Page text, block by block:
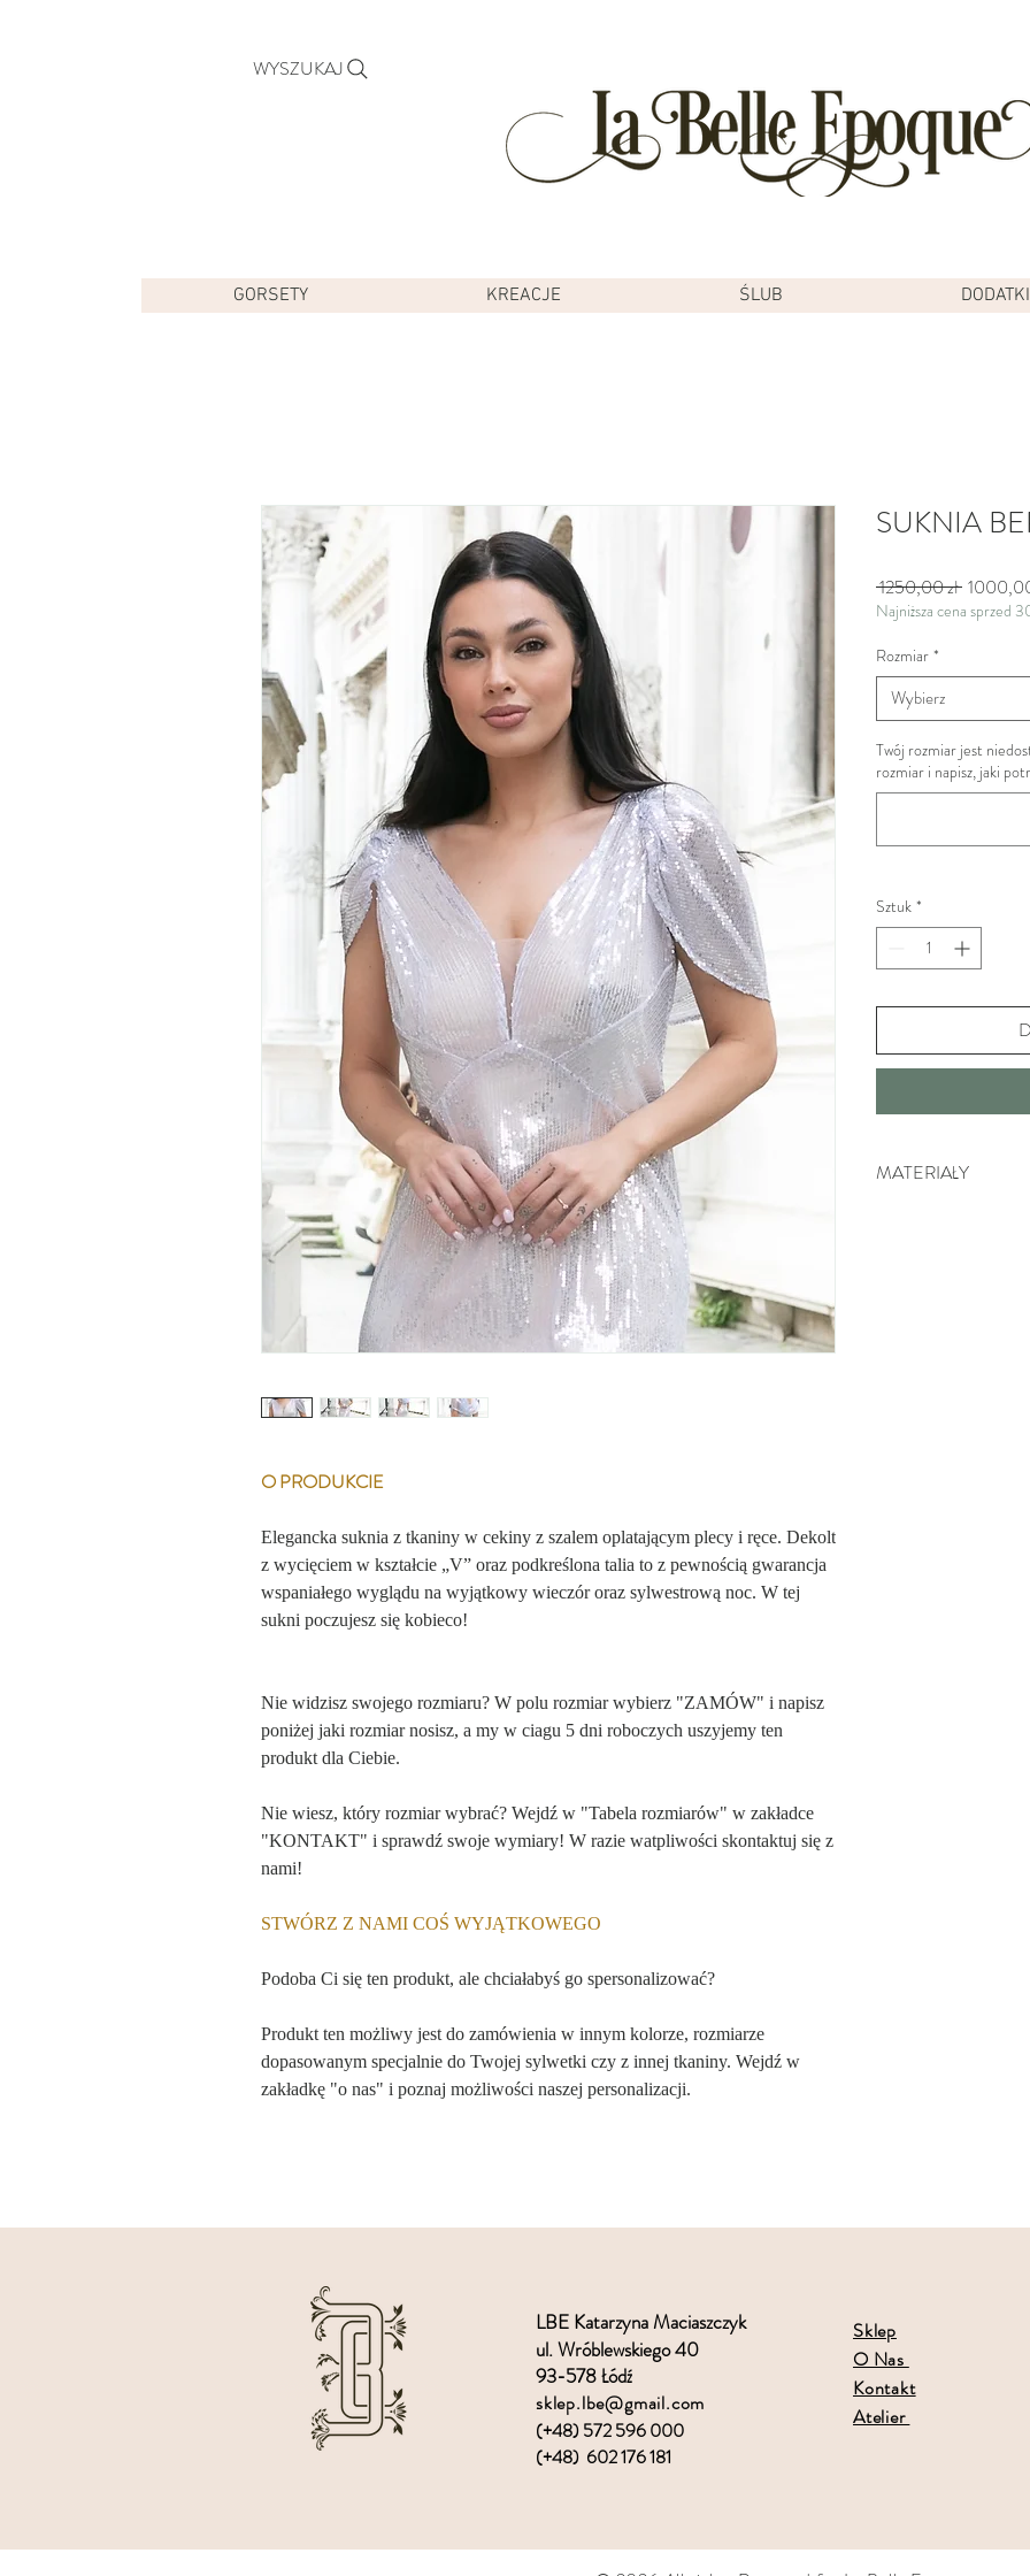
WYSZUKAJ
GORSETY KREACJE ŚLUB DODATKI
O PRODUKCIE
Elegancka suknia z tkaniny w cekiny z szalem oplatającym plecy i ręce. Dekolt
z wycięciem w kształcie „V” oraz podkreślona talia to z pewnością gwarancja
wspaniałego wyglądu na wyjątkowy wieczór oraz sylwestrową noc. W tej
sukni poczujesz się kobieco!
Nie widzisz swojego rozmiaru? W polu rozmiar wybierz "ZAMÓW" i napisz
poniżej jaki rozmiar nosisz, a my w ciagu 5 dni roboczych uszyjemy ten
produkt dla Ciebie.
Nie wiesz, który rozmiar wybrać? Wejdź w "Tabela rozmiarów" w zakładce
"KONTAKT" i sprawdź swoje wymiary! W razie watpliwości skontaktuj się z
nami!
STWÓRZ Z NAMI COŚ WYJĄTKOWEGO
Podoba Ci się ten produkt, ale chciałabyś go spersonalizować?
Produkt ten możliwy jest do zamówienia w innym kolorze, rozmiarze
dopasowanym specjalnie do Twojej sylwetki czy z innej tkaniny. Wejdź w
zakładkę "o nas" i poznaj możliwości naszej personalizacji.
SUKNIA
1250,00 zł Regularna
Najniższa cena sprzed
Rozmiar *
Wybierz
Twój rozmiar jest
rozmiar i napisz, jaki
Sztuk *
MATERIAŁY
LBE Katarzyna Maciaszczyk
ul. Wróblewskiego 40
93-578 Łódź
sklep.lbe@gmail.com
(+48) 572 596 000
(+48) 602 176 181
Sklep
O Nas
Kontakt
Atelier